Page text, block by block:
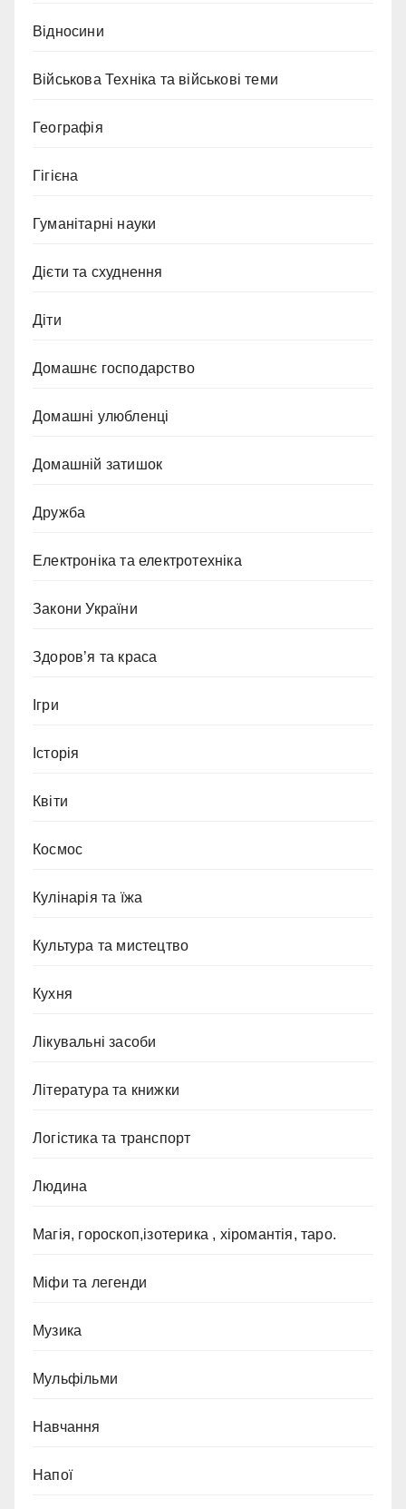
Відносини
Військова Техніка та військові теми
Географія
Гігієна
Гуманітарні науки
Дієти та схуднення
Діти
Домашнє господарство
Домашні улюбленці
Домашній затишок
Дружба
Електроніка та електротехніка
Закони України
Здоров’я та краса
Ігри
Історія
Квіти
Космос
Кулінарія та їжа
Культура та мистецтво
Кухня
Лікувальні засоби
Література та книжки
Логістика та транспорт
Людина
Магія, гороскоп,ізотерика , хіромантія, таро.
Міфи та легенди
Музика
Мульфільми
Навчання
Напої